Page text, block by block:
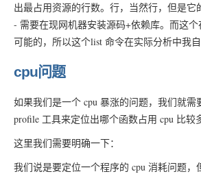
出最占用资源的行数。行，当然行，但是它
- 需要在现网机器安装源码+依赖库。而这
可能的，所以这个list 命令在实际分析中我自
cpu问题
如果我们是一个 cpu 暴涨的问题，我们就需
profile 工具来定位出哪个函数占用 cpu 比较
这里我们需要明确一下：
我们说是要定位一个程序的 cpu 消耗问题